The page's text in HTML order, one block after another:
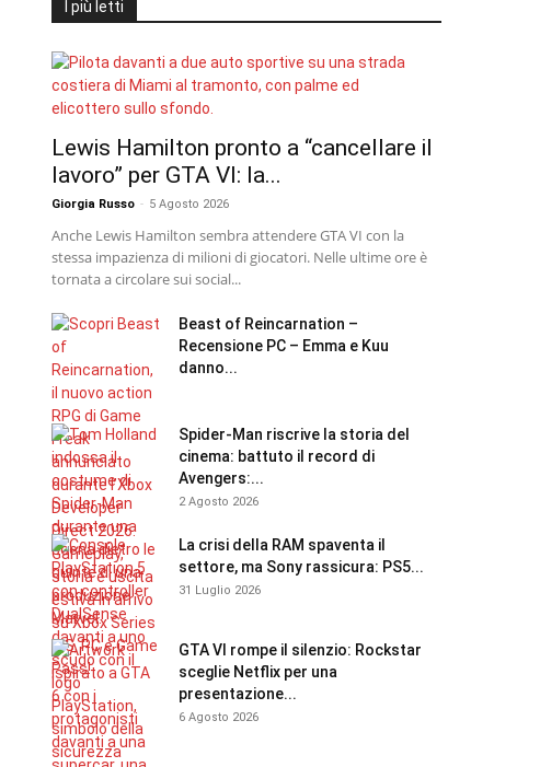
I più letti
Lewis Hamilton pronto a “cancellare il
lavoro” per GTA VI: la...
Giorgia Russo - 5 Agosto 2026
Anche Lewis Hamilton sembra attendere GTA VI con la
stessa impazienza di milioni di giocatori. Nelle ultime ore è
tornata a circolare sui social...
Beast of Reincarnation –
Recensione PC – Emma e Kuu
danno...
Spider-Man riscrive la storia del
cinema: battuto il record di
Avengers:...
2 Agosto 2026
La crisi della RAM spaventa il
settore, ma Sony rassicura: PS5...
31 Luglio 2026
GTA VI rompe il silenzio: Rockstar
sceglie Netflix per una
presentazione...
6 Agosto 2026